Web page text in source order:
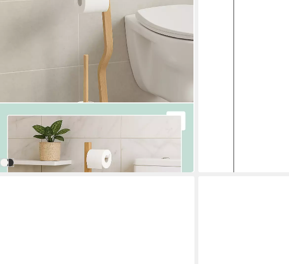
WC-Garnitur Holz & Metall
UVP59,99 €
in 3-4 Werktagen bei dir
Weiß Hellbraun
Schwarz Hellbraun